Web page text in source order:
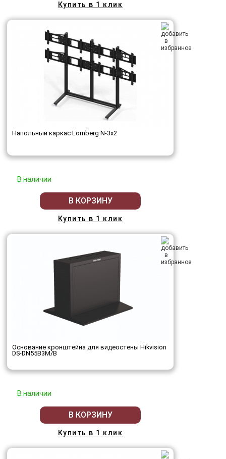
Купить в 1 клик
Напольный каркас Lomberg N-3х2
В наличии
В КОРЗИНУ
Купить в 1 клик
Основание кронштейна для видеостены Hikvision
DS-DN55B3M/B
В наличии
В КОРЗИНУ
Купить в 1 клик